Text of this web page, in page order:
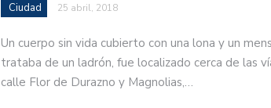
Ciudad 25 abril, 2018
Un cuerpo sin vida cubierto con una lona y un
trataba de un ladrón, fue localizado cerca de las
calle Flor de Durazno y Magnolias,…